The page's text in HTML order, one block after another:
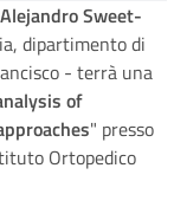
Alejandro Sweet-
dipartimento di
- terrà una
of
" presso
Ortopedico